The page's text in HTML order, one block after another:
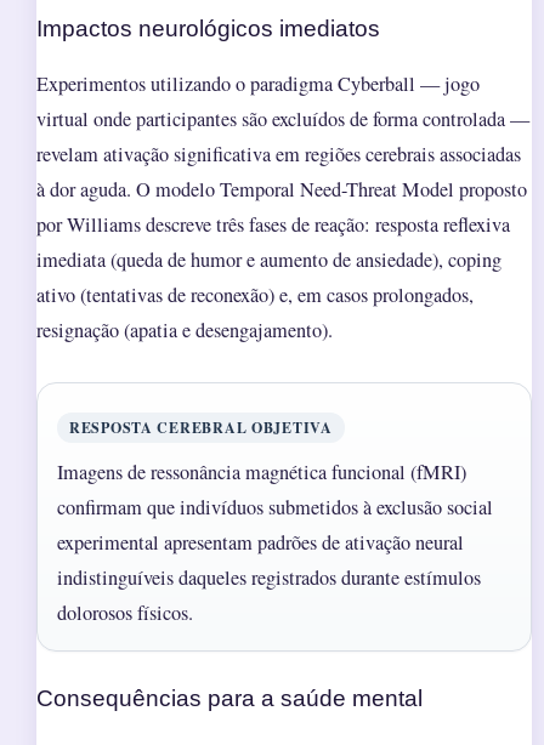
Impactos neurológicos imediatos
Experimentos utilizando o paradigma Cyberball — jogo
virtual onde participantes são excluídos de forma controlada —
revelam ativação significativa em regiões cerebrais associadas
à dor aguda. O modelo Temporal Need-Threat Model proposto
por Williams descreve três fases de reação: resposta reflexiva
imediata (queda de humor e aumento de ansiedade), coping
ativo (tentativas de reconexão) e, em casos prolongados,
resignação (apatia e desengajamento).
RESPOSTA CEREBRAL OBJETIVA
Imagens de ressonância magnética funcional (fMRI)
confirmam que indivíduos submetidos à exclusão social
experimental apresentam padrões de ativação neural
indistinguíveis daqueles registrados durante estímulos
dolorosos físicos.
Consequências para a saúde mental